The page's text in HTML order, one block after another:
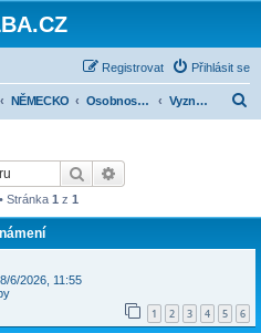
Přihlásit se
Registrovat
NĚMECKO Osobnosti, organizace, vojáci Vyznamenání
Hledat
Stránka 1 z 1
6/2026, 11:55
1 2 3 4 5 6